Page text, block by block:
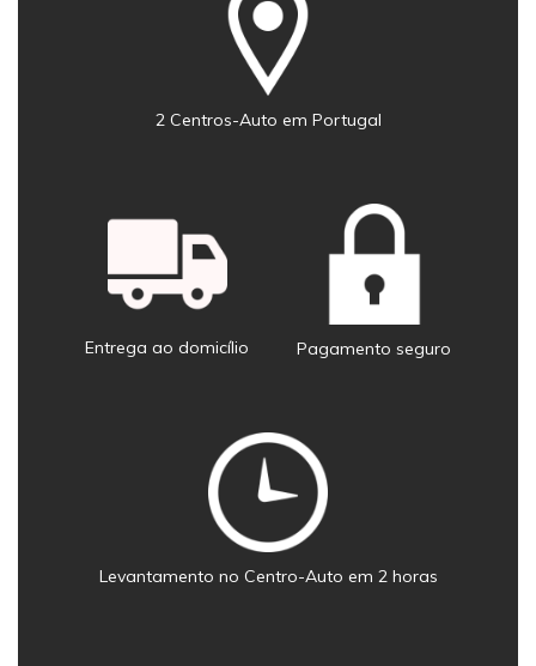
2 Centros-Auto em Portugal
Entrega ao domicílio Pagamento seguro
Levantamento no Centro-Auto em 2 horas